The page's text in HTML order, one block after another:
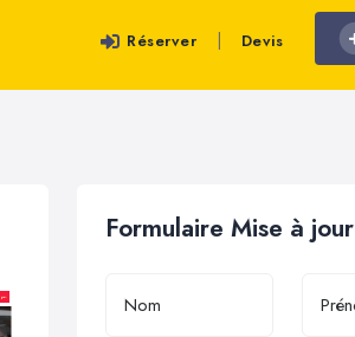
Réserver | Devis
Formulaire Mise à jour